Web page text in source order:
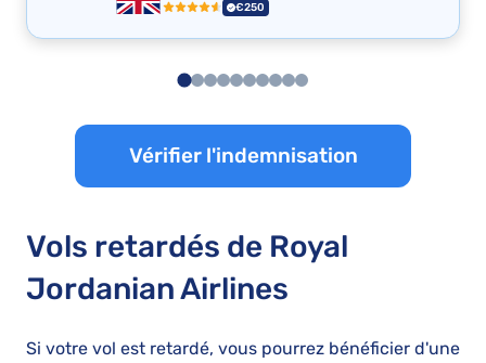
€250
Vérifier l'indemnisation
Vols retardés de Royal
Jordanian Airlines
Si votre vol est retardé, vous pourrez bénéficier d'une